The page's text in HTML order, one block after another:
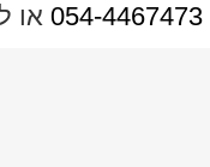
054-4467473 או